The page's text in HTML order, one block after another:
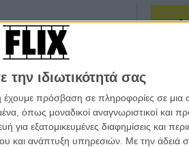
την ιδιωτικότητά σας
έχουμε πρόσβαση σε πληροφορίες σε
όπως μοναδικοί αναγνωριστικοί και
εξατομικευμένες διαφημίσεις και
και ανάπτυξη υπηρεσιών. Με την άδειά
Η
σε